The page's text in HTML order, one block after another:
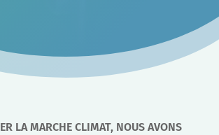
LA MARCHE CLIMAT, NOUS AVONS